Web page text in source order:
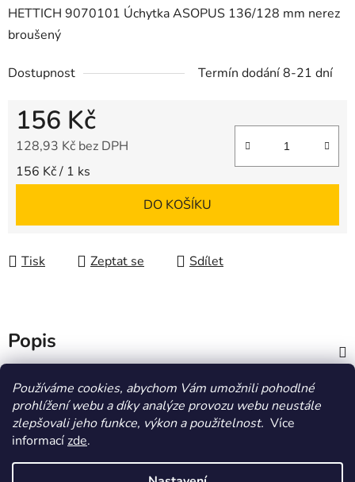
Používáme cookies, abychom Vám umožnili pohodlné
prohlížení webu a díky analýze provozu webu neustále
zlepšovali jeho funkce, výkon a použitelnost. Více
informacízde.
HETTICH 9070101 Úchytka ASOPUS 136/128 mm nerez
broušený
Dostupnost Termín dodání 8-21 dní
156 Kč
128,93 Kč bez DPH
Měrná cena:
156 Kč / 1 ks
DO KOŠÍKU
Tisk Zeptat se Sdílet
Popis
Diskuze
HOMOLA-shop.cz ZDE NAJDETE VÝDEJNÍ MÍSTO